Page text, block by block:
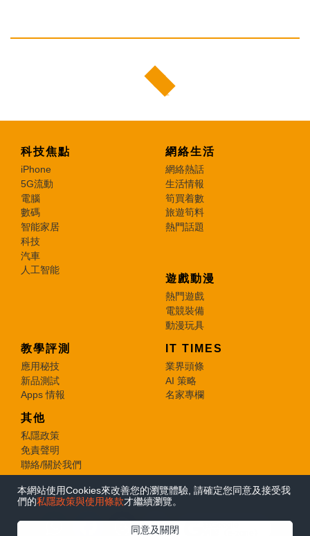
本網站使用Cookies來改善您的瀏覽體驗, 請確定您同意及接受我
們的私隱政策與使用條款才繼續瀏覽。
同意及關閉
科技焦點
iPhone
5G流動
電腦
數碼
智能家居
科技
汽車
人工智能
網絡生活
網絡熱話
生活情報
筍買着數
旅遊筍料
熱門話題
遊戲動漫
熱門遊戲
電競裝備
動漫玩具
教學評測
應用秘技
新品測試
Apps 情報
IT TIMES
業界頭條
AI 策略
名家專欄
其他
私隱政策
免責聲明
聯絡/關於我們
© 2026 e-zone. All Rights Reserved.